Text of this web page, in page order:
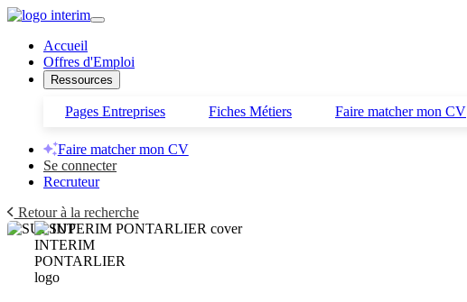
Accueil
Offres d'Emploi
Ressources
Pages Entreprises Fiches Métiers Faire matcher mon CV
Faire matcher mon CV
Se connecter
Recruteur
Retour à la recherche